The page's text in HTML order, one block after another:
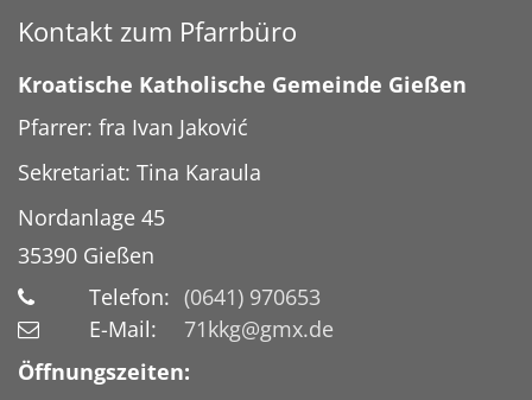
Kontakt zum Pfarrbüro
Kroatische Katholische Gemeinde Gießen
Pfarrer: fra Ivan Jaković
Sekretariat: Tina Karaula
Nordanlage 45
35390 Gießen
Telefon: (0641) 970653
E-Mail:
71kkg@gmx.de
Öffnungszeiten: